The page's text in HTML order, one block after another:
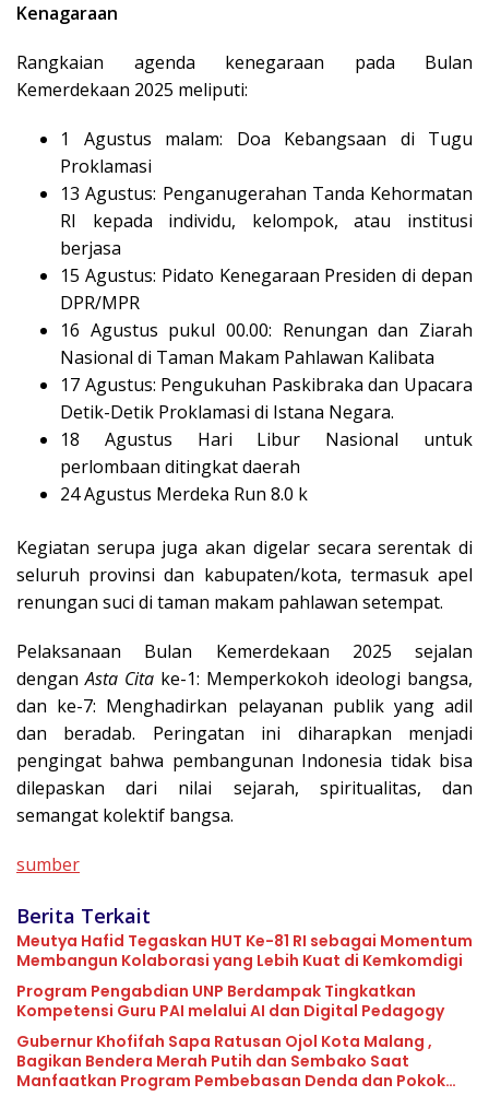
Kenagaraan
Rangkaian agenda kenegaraan pada Bulan
Kemerdekaan 2025 meliputi:
1 Agustus malam: Doa Kebangsaan di Tugu
Proklamasi
13 Agustus: Penganugerahan Tanda Kehormatan
RI kepada individu, kelompok, atau institusi
berjasa
15 Agustus: Pidato Kenegaraan Presiden di depan
DPR/MPR
16 Agustus pukul 00.00: Renungan dan Ziarah
Nasional di Taman Makam Pahlawan Kalibata
17 Agustus: Pengukuhan Paskibraka dan Upacara
Detik-Detik Proklamasi di Istana Negara.
18 Agustus Hari Libur Nasional untuk
perlombaan ditingkat daerah
24 Agustus Merdeka Run 8.0 k
Kegiatan serupa juga akan digelar secara serentak di
seluruh provinsi dan kabupaten/kota, termasuk apel
renungan suci di taman makam pahlawan setempat.
Pelaksanaan Bulan Kemerdekaan 2025 sejalan
denganAsta Cita ke-1: Memperkokoh ideologi bangsa,
dan ke-7: Menghadirkan pelayanan publik yang adil
dan beradab. Peringatan ini diharapkan menjadi
pengingat bahwa pembangunan Indonesia tidak bisa
dilepaskan dari nilai sejarah, spiritualitas, dan
semangat kolektif bangsa.
sumber
Berita Terkait
Meutya Hafid Tegaskan HUT Ke-81 RI sebagai Momentum
Membangun Kolaborasi yang Lebih Kuat di Kemkomdigi
Program Pengabdian UNP Berdampak Tingkatkan
Kompetensi Guru PAI melalui AI dan Digital Pedagogy
Gubernur Khofifah Sapa Ratusan Ojol Kota Malang ,
Bagikan Bendera Merah Putih dan Sembako Saat
Manfaatkan Program Pembebasan Denda dan Pokok